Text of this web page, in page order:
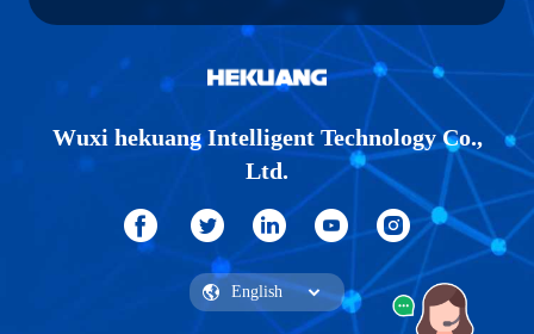
Wuxi hekuang Intelligent Technology Co.,
Ltd.